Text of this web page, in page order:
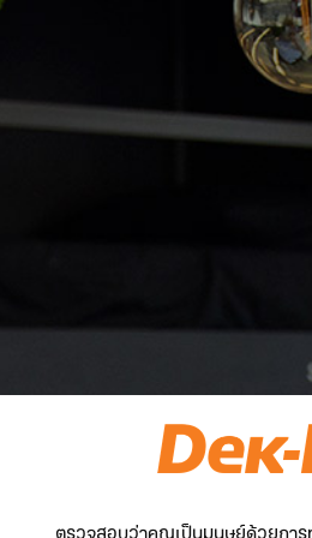
ตรวจสอบว่าคุณเป็นมนุษย์ด้วยการ